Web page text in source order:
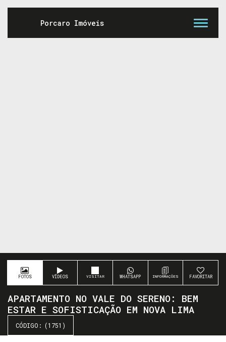
FOTOS VÍDEOS WHATSAPP FAVORITAR
APARTAMENTO NO VALE DO SERENO: BEM
ESTAR E SOFISTICAÇÃO EM NOVA LIMA
(1751)